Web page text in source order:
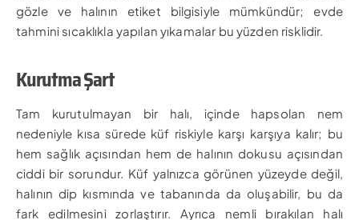
gözle ve halının etiket bilgisiyle mümkündür; evde
tahmini sıcaklıkla yapılan yıkamalar bu yüzden risklidir.
Kurutma Şart
Tam kurutulmayan bir halı, içinde hapsolan nem
nedeniyle kısa sürede küf riskiyle karşı karşıya kalır; bu
hem sağlık açısından hem de halının dokusu açısından
ciddi bir sorundur. Küf yalnızca görünen yüzeyde değil,
halının dip kısmında ve tabanında da oluşabilir, bu da
fark edilmesini zorlaştırır. Ayrıca nemli bırakılan halı